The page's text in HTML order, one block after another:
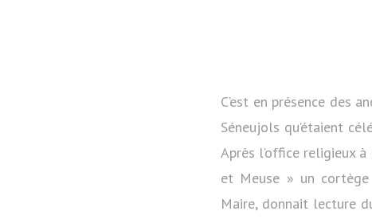
C’est en présence des
Séneujols qu’étaient
Après l’office religieux
et Meuse » un
Maire, donnait lecture